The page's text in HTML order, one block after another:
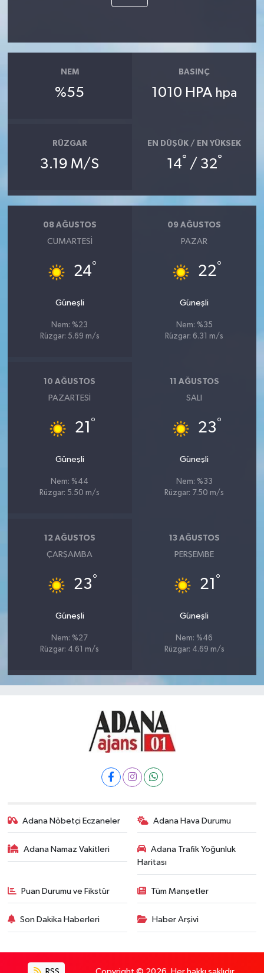
NEM
%55
BASINÇ
1010 HPA hpa
RÜZGAR
3.19 M/S
EN DÜŞÜK / EN YÜKSEK
14° / 32°
08 AĞUSTOS
CUMARTESI
24°
Güneşli
Nem: %23
Rüzgar: 5.69 m/s
09 AĞUSTOS
PAZAR
22°
Güneşli
Nem: %35
Rüzgar: 6.31 m/s
10 AĞUSTOS
PAZARTESI
21 °
Güneşli
Nem: %44
Rüzgar: 5.50 m/s
11 AĞUSTOS
SALI
23°
Güneşli
Nem: %33
Rüzgar: 7.50 m/s
12 AĞUSTOS
ÇARŞAMBA
23°
Güneşli
Nem: %27
Rüzgar: 4.61 m/s
13 AĞUSTOS
PERŞEMBE
21 °
Güneşli
Nem: %46
Rüzgar: 4.69 m/s
Adana Nöbetçi Eczaneler Adana Hava Durumu
Adana Namaz Vakitleri
Adana Trafik Yoğunluk
Haritası
Puan Durumu ve Fikstür Tüm Manşetler
Son Dakika Haberleri Haber Arşivi